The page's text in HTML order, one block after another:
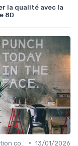
la qualité avec la
8D
• 13/01/2026